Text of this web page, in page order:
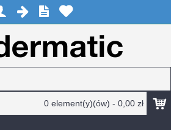
0 element(y)(ów) - 0,00 zł